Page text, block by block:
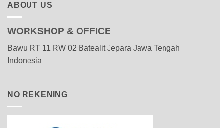
ABOUT US
WORKSHOP & OFFICE
Bawu RT 11 RW 02 Batealit Jepara Jawa Tengah
Indonesia
NO REKENING